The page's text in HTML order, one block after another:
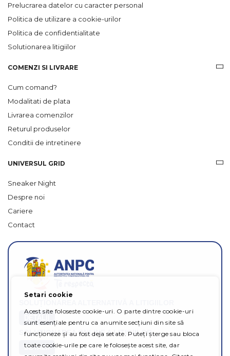
Prelucrarea datelor cu caracter personal
Politica de utilizare a cookie-urilor
Politica de confidentialitate
Solutionarea litigiilor
COMENZI SI LIVRARE
Cum comand?
Modalitati de plata
Livrarea comenzilor
Returul produselor
Conditii de intretinere
UNIVERSUL GRID
Sneaker Night
Despre noi
Cariere
Contact
SOLUȚIONAREA ONLINE A LITIGIILOR
DETALII
Setari cookie
Acest site foloseste cookie-uri. O parte dintre cookie-uri
sunt esențiale pentru ca anumite secțiuni din site să
funcționeze și au fost deja setate. Puteți șterge sau bloca
toate cookie-urile pe care le folosește acest site, dar